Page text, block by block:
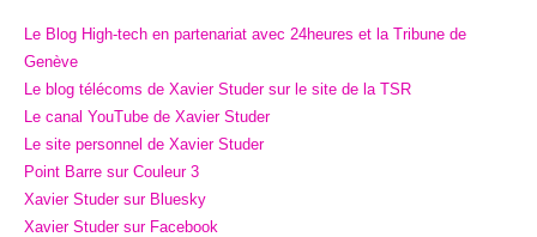
Le Blog High-tech en partenariat avec 24heures et la Tribune de
Genève
Le blog télécoms de Xavier Studer sur le site de la TSR
Le canal YouTube de Xavier Studer
Le site personnel de Xavier Studer
Point Barre sur Couleur 3
Xavier Studer sur Bluesky
Xavier Studer sur Facebook